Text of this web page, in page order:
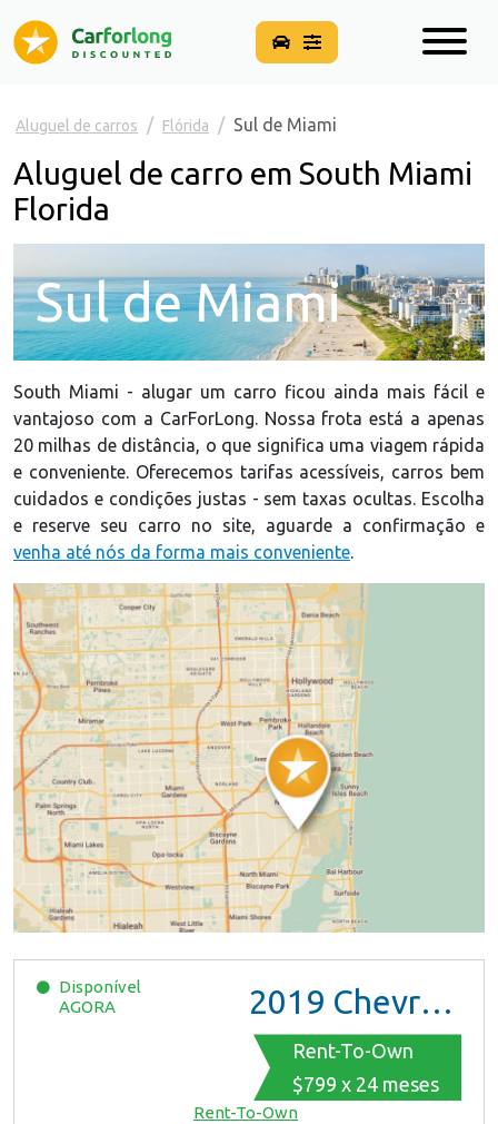
Aluguel de carros Flórida Sul de Miami
Aluguel de carro em South Miami
Florida
Sul de Miami
South Miami - alugar um carro ficou ainda mais fácil e
vantajoso com a CarForLong. Nossa frota está a apenas
20 milhas de distância, o que significa uma viagem rápida
e conveniente. Oferecemos tarifas acessíveis, carros bem
cuidados e condições justas - sem taxas ocultas. Escolha
e reserve seu carro no site, aguarde a confirmação e
venha até nós da forma mais conveniente.
Disponível
AGORA
2019 Chevrolet Malibu
Rent-To-Own
$799 x 24 meses
Rent-To-Own